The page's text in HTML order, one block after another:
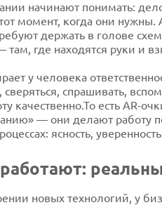
начинают понимать:
момент, когда они нужны.
держать в голове
где находятся руки и
у человека
спрашивать,
качественно.То есть AR-
— они делают работу
ясность,
новых технологий, у